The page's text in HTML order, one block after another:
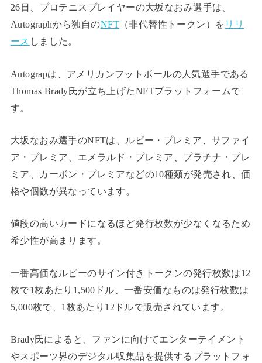
26日、プロテニスプレイヤーの大坂なおみ選手は、
Autographから独自のNFT（非代替性トークン）を リリ
ース しました。
Autograpは、アメリカンフットボールの人気選手である
Thomas Brady氏が立ち上げたNFTプラットフォームで
す。
大坂なおみ選手のNFTは、ルビー・プレミア、サファイ
ア・プレミア、エメラルド・プレミア、プラチナ・プレ
ミア、カーボン・プレミアなどの10種類が発売され、価
格や個数が異なっています。
値段の高いカードになるほど発行枚数が少なくなるため
希少性が高まります。
一番高価なルビーのサイン付きトークンの発行枚数は12
枚で1枚あたり1,500ドル、一番安価なものは発行枚数は
5,000枚で、1枚あたり12ドルで販売されています。
Brady氏によると、ファンに向けてエンターテイメント
やスポーツ界のデジタル収集品を提供するプラットフォ